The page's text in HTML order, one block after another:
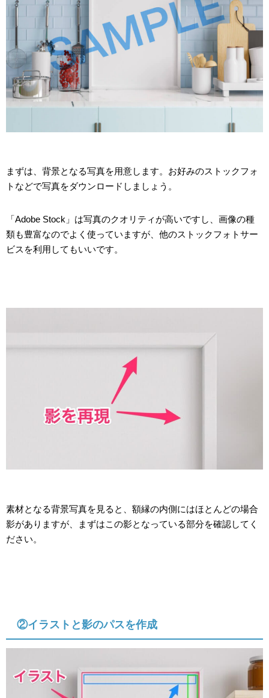
まずは、背景となる写真を用意します。お好みのストックフォ
トなどで写真をダウンロードしましょう。
「Adobe Stock」は写真のクオリティが高いですし、画像の種
類も豊富なのでよく使っていますが、他のストックフォトサー
ビスを利用してもいいです。
素材となる背景写真を見ると、額縁の内側にはほとんどの場合
影がありますが、まずはこの影となっている部分を確認してく
ださい。
②イラストと影のパスを作成